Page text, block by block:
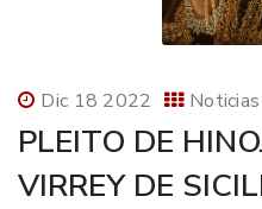
Dic 18 2022 Noticias
PLEITO DE
VIRREY DE